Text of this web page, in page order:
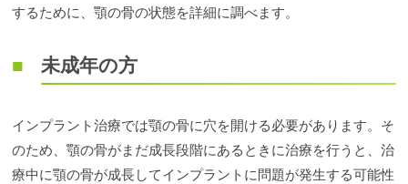
するために、顎の骨の状態を詳細に調べます。
未成年の方
インプラント治療では顎の骨に穴を開ける必要があります。そ
のため、顎の骨がまだ成長段階にあるときに治療を行うと、治
療中に顎の骨が成長してインプラントに問題が発生する可能性